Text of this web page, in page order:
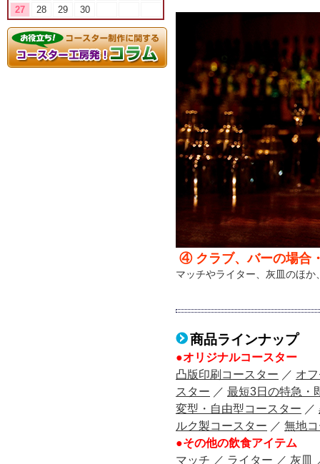
④ クラブ、バーの場合
マッチやライター、灰皿のほ
商品ラインナップ
●オリジナルコースター
凸版印刷コースター ／ オ
スター ／ 最短3日の特急・
変型・自由型コースター ／
ルク製コースター ／ 無地
●その他の飲食アイテム
マッチ ／ ライター ／ 灰皿
27 28 29 30